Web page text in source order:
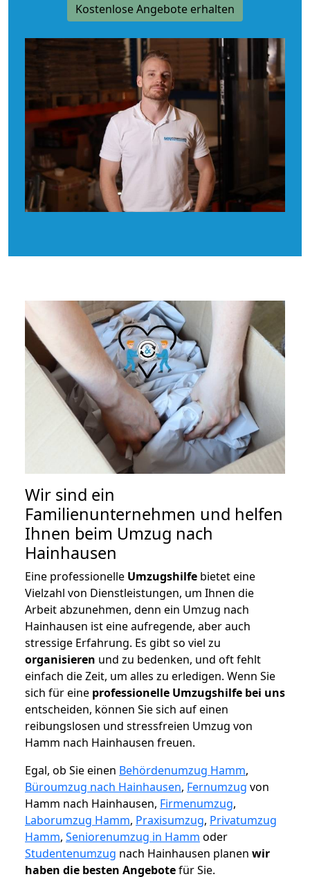
Kostenlose Angebote erhalten
Wir sind ein
Familienunternehmen und helfen
Ihnen beim Umzug nach
Hainhausen
Eine professionelle Umzugshilfe bietet eine
Vielzahl von Dienstleistungen, um Ihnen die
Arbeit abzunehmen, denn ein Umzug nach
Hainhausen ist eine aufregende, aber auch
stressige Erfahrung. Es gibt so viel zu
organisieren und zu bedenken, und oft fehlt
einfach die Zeit, um alles zu erledigen. Wenn Sie
sich für eine professionelle Umzugshilfe bei uns
entscheiden, können Sie sich auf einen
reibungslosen und stressfreien Umzug von
Hamm nach Hainhausen freuen.
Egal, ob Sie einen Behördenumzug Hamm,
Büroumzug nach Hainhausen, Fernumzug von
Hamm nach Hainhausen, Firmenumzug,
Laborumzug Hamm, Praxisumzug, Privatumzug
Hamm, Seniorenumzug in Hamm oder
Studentenumzug nach Hainhausen planen wir
haben die besten Angebotefür Sie.